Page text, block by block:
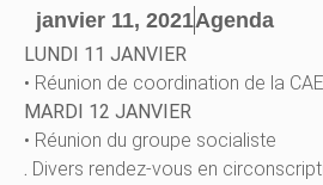
janvier 11, 2021Agenda
LUNDI 11 JANVIER
• Réunion de coordination de la
MARDI 12 JANVIER
• Réunion du groupe socialiste
. Divers rendez-vous en